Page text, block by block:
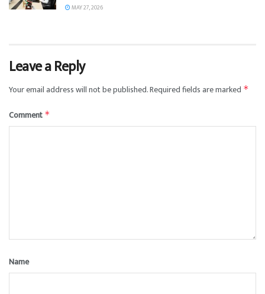
MAY 27, 2026
Leave a Reply
Your email address will not be published.Required fields are marked *
Comment *
Name